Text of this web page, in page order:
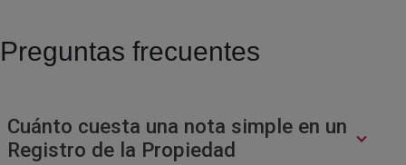
Preguntas frecuentes
Cuánto cuesta una nota simple en un
Registro de la Propiedad